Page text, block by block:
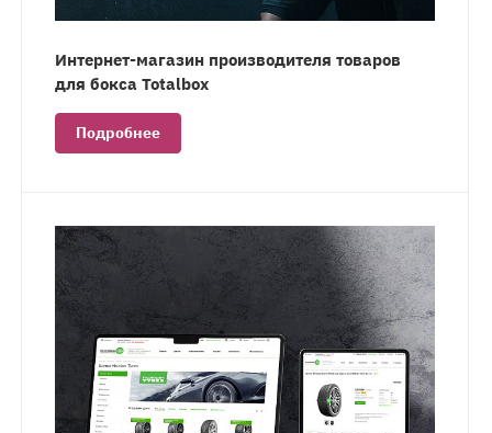
Интернет-магазин производителя товаров
для бокса Totalbox
Подробнее